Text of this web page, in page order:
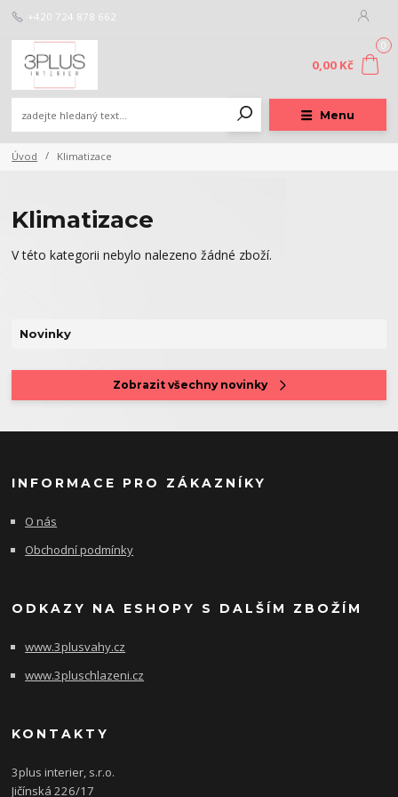
Menu
+420 724 878 662
0
0,00 Kč
Úvod Klimatizace
Klimatizace
V této kategorii nebylo nalezeno žádné zboží.
Novinky
Zobrazit všechny novinky
INFORMACE PRO ZÁKAZNÍKY
O nás
Obchodní podmínky
ODKAZY NA ESHOPY S DALŠÍM ZBOŽÍM
www.3plusvahy.cz
www.3pluschlazeni.cz
KONTAKTY
3plus interier, s.r.o.
Jičínská 226/17